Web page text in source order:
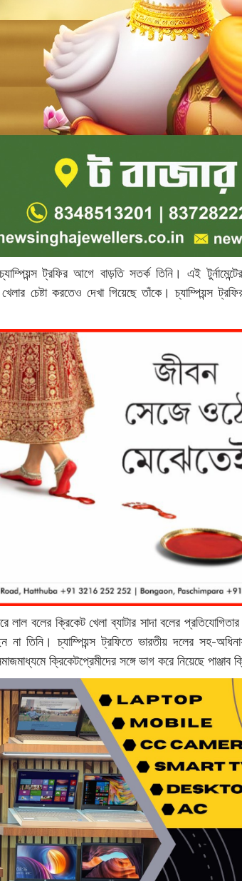
ট্রফির আগে বাড়তি সতর্ক তিনি। এই
চেষ্টা করতেও দেখা গিয়েছে তাঁকে। চ্যাম্পিয়ন্স
লাল বলের ক্রিকেট খেলা ব্যাটার সাদা বলের
না তিনি। চ্যাম্পিয়ন্স ট্রফিতে ভারতীয় দলের সহ-
ক্রিকেটপ্রেমীদের সঙ্গে ভাগ করে নিয়েছে পাঞ্জাব